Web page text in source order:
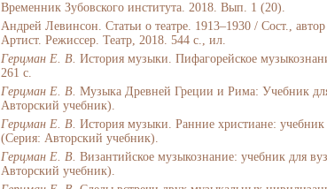
Временник Зубовского института. 2018. Вып. 1 (20).
Андрей Левинсон. Статьи о театре. 1913–1930 / Сост.,
Артист. Режиссер. Театр, 2018. 544 с., ил.
Герцман Е. В. История музыки. Пифагорейское
261 с.
Герцман Е. В. Музыка Древней Греции и Рима: Учебник
Авторский учебник).
Герцман Е. В. История музыки. Ранние христиане:
(Серия: Авторский учебник).
Герцман Е. В. Византийское музыкознание: учебник для
Авторский учебник).